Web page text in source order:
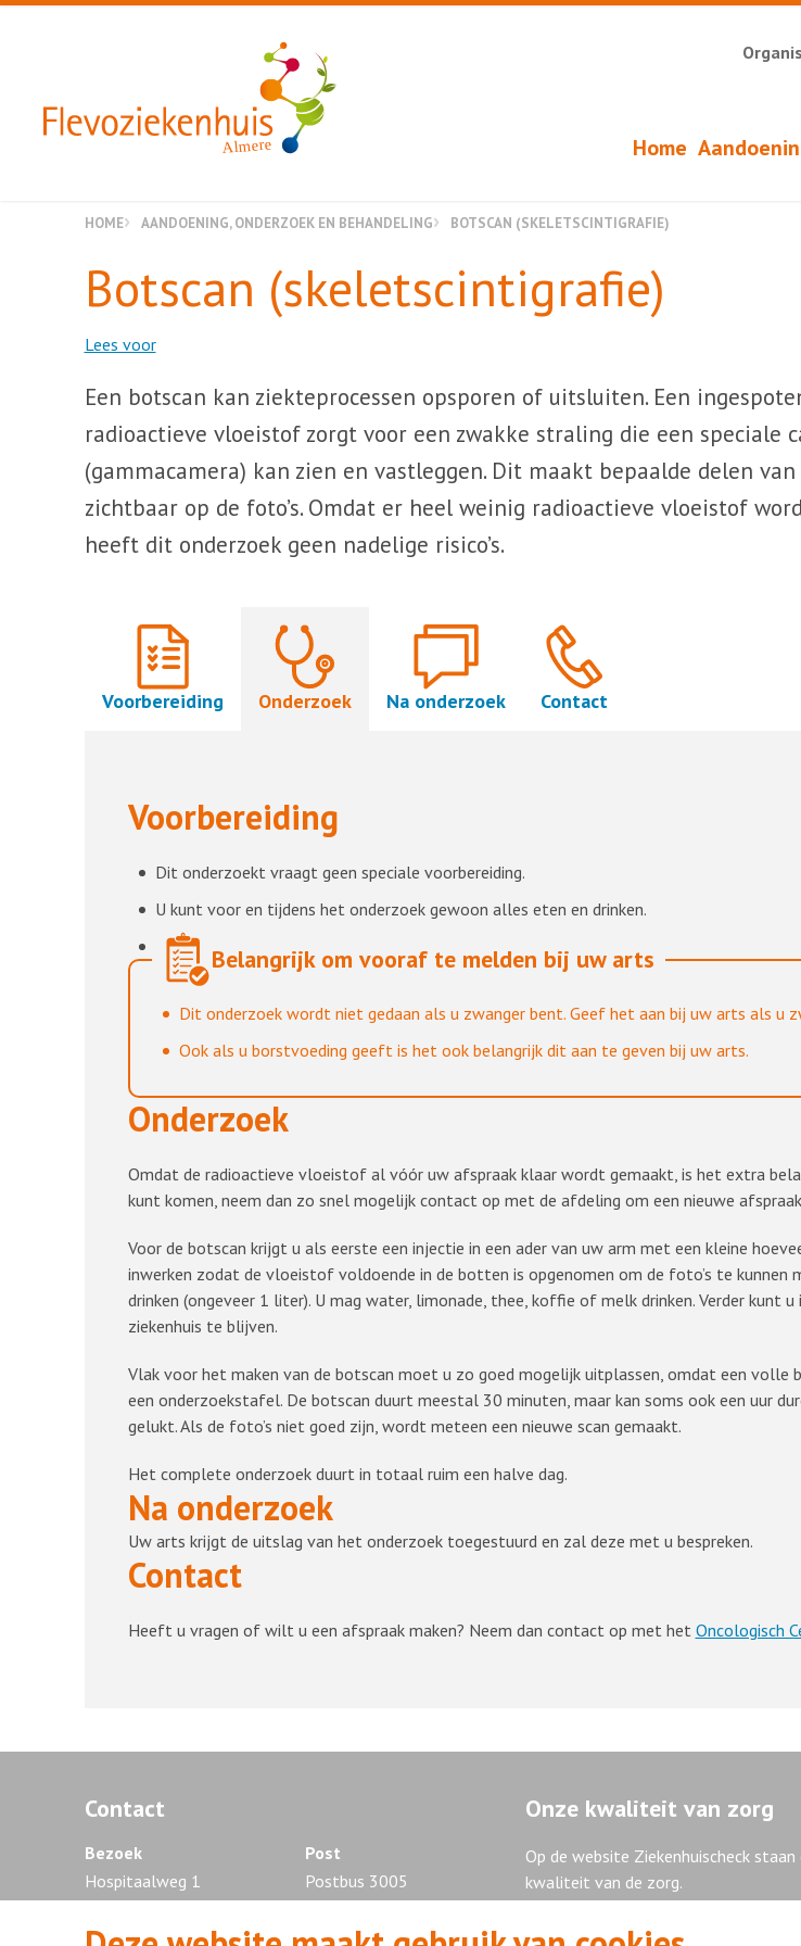
Almere Home
HOME AANDOENING, ONDERZOEK EN BEHANDELING BOTSCAN (SKELETSCINTIGRAFIE)
Botscan (skeletscintigrafie)
Lees voor
Een botscan kan ziekteprocessen opsporen of uitsluiten. Een
radioactieve vloeistof zorgt voor een zwakke straling die een speciale
(gammacamera) kan zien en vastleggen. Dit maakt bepaalde delen
zichtbaar op de foto’s. Omdat er heel weinig radioactieve vloeistof
heeft dit onderzoek geen nadelige risico’s.
Voorbereiding Onderzoek Na onderzoek Contact
Voorbereiding
Dit onderzoekt vraagt geen speciale voorbereiding.
U kunt voor en tijdens het onderzoek gewoon alles eten en drinken.
Laat metalen voorwerpen en sieraden zoveel mogelijk thuis.
Belangrijk om vooraf te melden bij uw arts
Dit onderzoek wordt niet gedaan als u zwanger bent. Geef het aan bij uw arts als u
Ook als u borstvoeding geeft is het ook belangrijk dit aan te geven bij uw arts.
Onderzoek
Omdat de radioactieve vloeistof al vóór uw afspraak klaar wordt gemaakt, is het extra
kunt komen, neem dan zo snel mogelijk contact op met de afdeling om een nieuwe
Voor de botscan krijgt u als eerste een injectie in een ader van uw arm met een kleine
inwerken zodat de vloeistof voldoende in de botten is opgenomen om de foto’s te
drinken (ongeveer 1 liter). U mag water, limonade, thee, koffie of melk drinken. Verder
ziekenhuis te blijven.
Vlak voor het maken van de botscan moet u zo goed mogelijk uitplassen, omdat een
een onderzoekstafel. De botscan duurt meestal 30 minuten, maar kan soms ook een uur
gelukt. Als de foto’s niet goed zijn, wordt meteen een nieuwe scan gemaakt.
Het complete onderzoek duurt in totaal ruim een halve dag.
Na onderzoek
Uw arts krijgt de uitslag van het onderzoek toegestuurd en zal deze met u bespreken.
Contact
Heeft u vragen of wilt u een afspraak maken? Neem dan contact op met het Oncologisch
Contact
Bezoek
Hospitaalweg 1
1315 RA Almere
Tel. 036 - 868 88 88
Post
Postbus 3005
1300 EG Almere
Onze kwaliteit van zorg
Op de website Ziekenhuischeck
kwaliteit van de zorg.
Ziekenhuischeck